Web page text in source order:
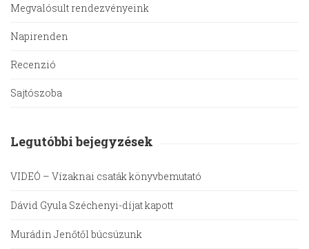
Megvalósult rendezvényeink
Napirenden
Recenzió
Sajtószoba
Legutóbbi bejegyzések
VIDEÓ – Vízaknai csaták könyvbemutató
Dávid Gyula Széchenyi-díjat kapott
Murádin Jenőtől búcsúzunk